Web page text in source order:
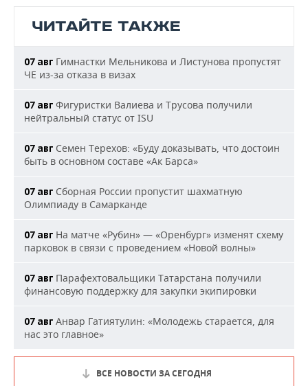
ЧИТАЙТЕ ТАКЖЕ
07 авг Гимнастки Мельникова и Листунова пропустят
ЧЕ из-за отказа в визах
07 авг Фигуристки Валиева и Трусова получили
нейтральный статус от ISU
07 авг Семен Терехов: «Буду доказывать, что достоин
быть в основном составе «Ак Барса»
07 авг Сборная России пропустит шахматную
Олимпиаду в Самарканде
07 авг На матче «Рубин» — «Оренбург» изменят схему
парковок в связи с проведением «Новой волны»
07 авг Парафехтовальщики Татарстана получили
финансовую поддержку для закупки экипировки
07 авг Анвар Гатиятулин: «Молодежь старается, для
нас это главное»
ВСЕ НОВОСТИ ЗА СЕГОДНЯ